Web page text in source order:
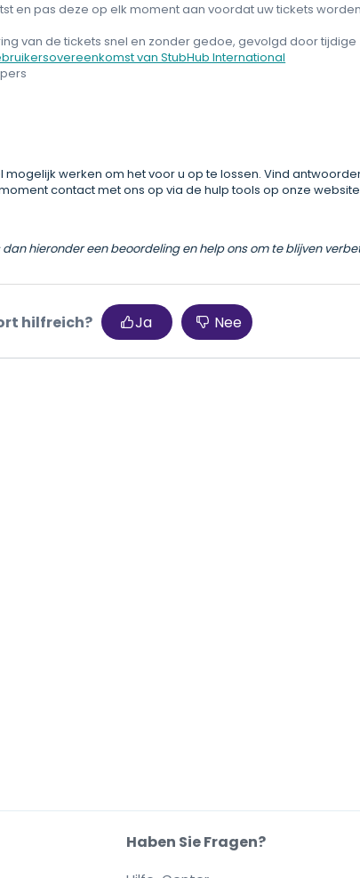
en pas deze op elk moment aan voordat uw tickets worden
van de tickets snel en zonder gedoe, gevolgd door tijdige
van StubHub International
werken om het voor u op te lossen. Vind
contact met ons op via de hulp tools op onze
hieronder een beoordeling en help ons om te blijven
hilfreich? Ja Nee
Haben Sie Fragen?